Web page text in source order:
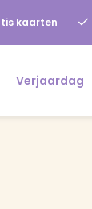
kaarten
Verjaardag